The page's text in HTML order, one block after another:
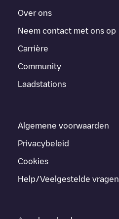
Over ons
Neem contact met ons op
Carrière
Community
Laadstations
Algemene voorwaarden
Privacybeleid
Cookies
Help/Veelgestelde vragen